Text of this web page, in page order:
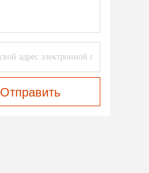
Отправить